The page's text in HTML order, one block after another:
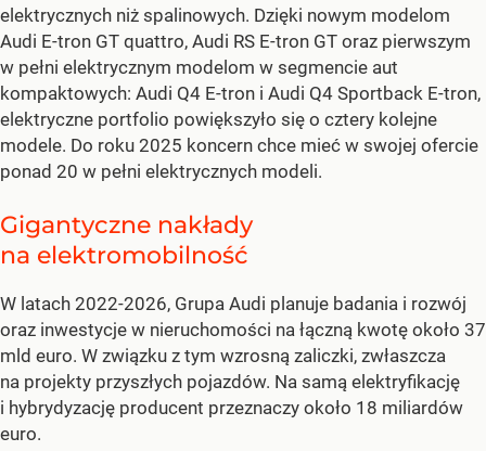
elektrycznych niż spalinowych. Dzięki nowym modelom
Audi E-tron GT quattro, Audi RS E-tron GT oraz pierwszym
w pełni elektrycznym modelom w segmencie aut
kompaktowych: Audi Q4 E-tron i Audi Q4 Sportback E-tron,
elektryczne portfolio powiększyło się o cztery kolejne
modele. Do roku 2025 koncern chce mieć w swojej ofercie
ponad 20 w pełni elektrycznych modeli.
Gigantyczne nakłady
na elektromobilność
W latach 2022-2026, Grupa Audi planuje badania i rozwój
oraz inwestycje w nieruchomości na łączną kwotę około 37
mld euro. W związku z tym wzrosną zaliczki, zwłaszcza
na projekty przyszłych pojazdów. Na samą elektryfikację
i hybrydyzację producent przeznaczy około 18 miliardów
euro.